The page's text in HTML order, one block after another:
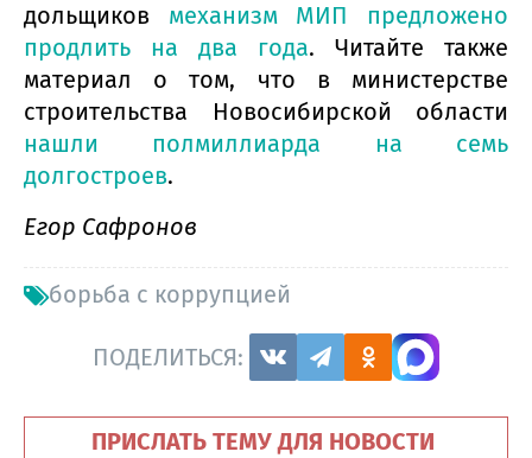
дольщиков механизм МИП предложено
продлить на два года. Читайте также
материал о том, что в министерстве
строительства Новосибирской области
нашли полмиллиарда на семь
долгостроев.
Егор Сафронов
борьба с коррупцией
ПОДЕЛИТЬСЯ:
ПРИСЛАТЬ ТЕМУ ДЛЯ НОВОСТИ